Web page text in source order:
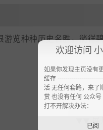
游览种种历史名胜。徜徉
展
欢迎访问
如果你发现主页没有
缓存
活 无任何套路，来
赏 也没有任何 公众
打不开解决办法：
已阅